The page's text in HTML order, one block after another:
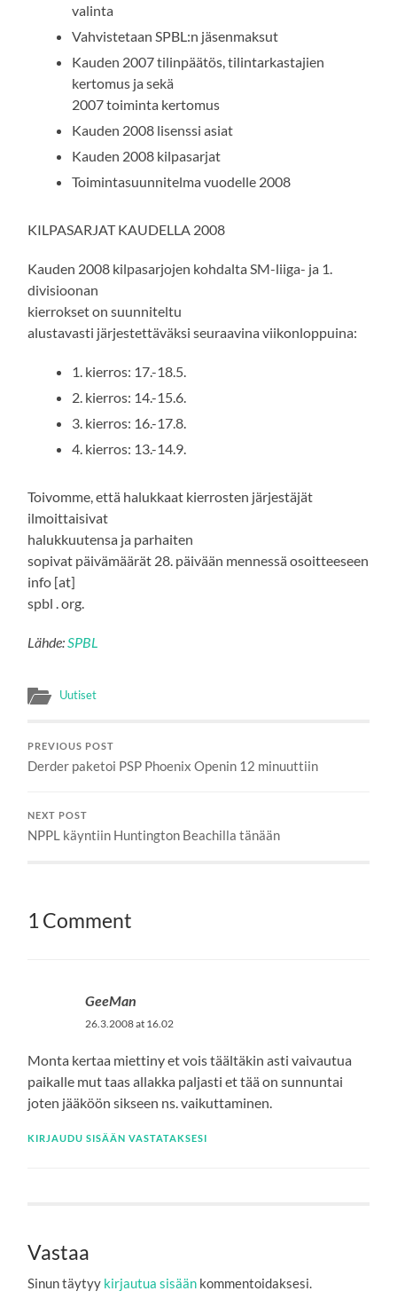
valinta
Vahvistetaan SPBL:n jäsenmaksut
Kauden 2007 tilinpäätös, tilintarkastajien
kertomus ja sekä
2007 toiminta kertomus
Kauden 2008 lisenssi asiat
Kauden 2008 kilpasarjat
Toimintasuunnitelma vuodelle 2008
KILPASARJAT KAUDELLA 2008
Kauden 2008 kilpasarjojen kohdalta SM-liiga- ja 1.
divisioonan
kierrokset on suunniteltu
alustavasti järjestettäväksi seuraavina viikonloppuina:
1. kierros: 17.-18.5.
2. kierros: 14.-15.6.
3. kierros: 16.-17.8.
4. kierros: 13.-14.9.
Toivomme, että halukkaat kierrosten järjestäjät
ilmoittaisivat
halukkuutensa ja parhaiten
sopivat päivämäärät 28. päivään mennessä osoitteeseen
info [at]
spbl . org.
Lähde: SPBL
Uutiset
PREVIOUS POST
Derder paketoi PSP Phoenix Openin 12 minuuttiin
NEXT POST
NPPL käyntiin Huntington Beachilla tänään
1 Comment
GeeMan
26.3.2008 at 16.02
Monta kertaa miettiny et vois täältäkin asti vaivautua
paikalle mut taas allakka paljasti et tää on sunnuntai
joten jääköön sikseen ns. vaikuttaminen.
KIRJAUDU SISÄÄN VASTATAKSESI
Vastaa
Sinun täytyy kirjautua sisään kommentoidaksesi.